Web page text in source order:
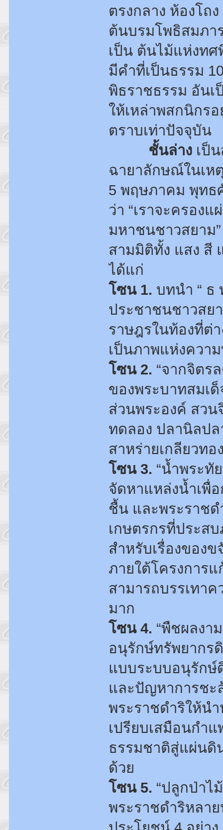
ตรงกลาง ห้องโถ
ต้นบรมโพธิสมภา
เป็น ต้นไม้แห่งท
มีคำที่เป็นธรรม
พิธราชธรรม อัน
ให้เหล่าพสกนิกร
ตราบเท่าปัจจุบัน
ชั้นล่างเป็น
ฉายาลักษณ์ในเห
5 พฤษภาคม พุทธ
ว่า “เราจะครอง
มหาชนชาวสยาม
สามมิติทั้ง แสง สี
ได้แก่
โซน 1. บทนำ “ ธ
ประชาชนชาวสย
ราษฎรในท้องที่ต่
เป็นภาพแห่งควา
โซน 2. “จากจิตร
ของพระบาทสมเ
ส่วนพระองค์ สว
ทดลอง ปลานิลปล
สาหร่ายเกลียวท
โซน 3. “น้ำพระทั
จัดหาแหล่งน้ำเพื่
ชื้น และพระราชด
เกษตรกรที่ประส
สำหรับเรื่องของ
ภายใต้โครงการ
สามารถบรรเทา
มาก
โซน 4. “พืชผลงา
อนุรักษ์ทรัพยากร
แบบระบบอนุรักษ์
และปัญหาการชะ
พระราชดำริให้น
เปรียบเสมือนกำ
ธรรมชาติสู่แผ่นดิ
ด้วย
โซน 5. “ปลูกป่าไ
พระราชดำริหลา